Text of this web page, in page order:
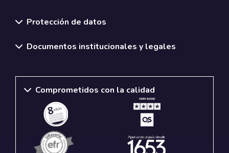
Protección de datos
Documentos institucionales y legales
Comprometidos con la calidad